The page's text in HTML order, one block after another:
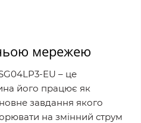
мережею
EU – це
його працює як
завдання якого
на змінний струм